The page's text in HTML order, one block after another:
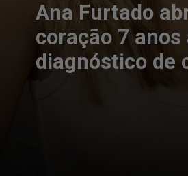
Ana Furtado
coração 7 anos
diagnóstico de